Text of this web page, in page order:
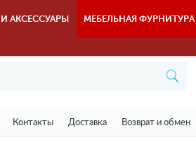
АКСЕССУАРЫ МЕБЕЛЬНАЯ ФУРНИТУРА
Контакты Доставка Возврат и обмен